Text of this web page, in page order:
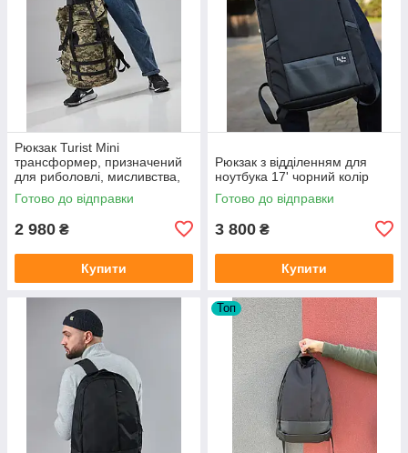
Рюкзак Turist Mini
трансформер, призначений
для риболовлі, мисливства,
туризму, на 30-50л, колір
піксель
Готово до відправки
2 980 ₴
Купити
Рюкзак з відділенням для
ноутбука 17' чорний колір
Готово до відправки
3 800 ₴
Купити
Топ